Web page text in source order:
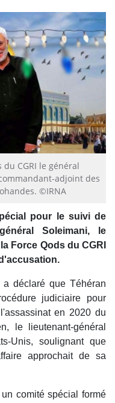
CGRI le général
adjoint des
©IRNA
pour le suivi de
Soleimani, le
Force Qods du CGRI
déclaré que Téhéran
judiciaire pour
en 2020 du
le lieutenant-général
Unis, soulignant que
approchait de sa
comité spécial formé